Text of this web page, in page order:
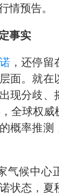
情预告。
事实
，还停留
面。就在
现分歧、
全球权威
概率推测
气候中心
状态，夏